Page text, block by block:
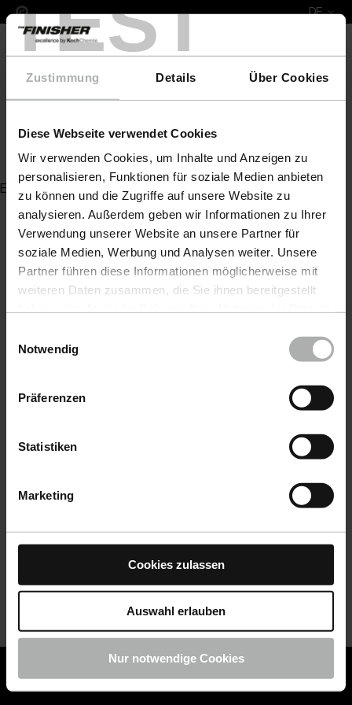
TEST
Zustimmung Details Über Cookies
Diese Webseite verwendet Cookies
Wir verwenden Cookies, um Inhalte und Anzeigen zu
personalisieren, Funktionen für soziale Medien anbieten
zu können und die Zugriffe auf unsere Website zu
analysieren. Außerdem geben wir Informationen zu Ihrer
Verwendung unserer Website an unsere Partner für
soziale Medien, Werbung und Analysen weiter. Unsere
Partner führen diese Informationen möglicherweise mit
weiteren Daten zusammen, die Sie ihnen bereitgestellt
Einstellungen zu den Cookies finden Sie unter
Notwendig
Präferenzen
Statistiken
Marketing
Cookies zulassen
Auswahl erlauben
Nur notwendige Cookies
DE
COLOURLOCK ist jetzt Teil von KochChemie -
COLOURLOCK Produkte shoppen
Promax Dosierer, 16 l/min,
Es wurde kein Artikel zu Ihrer Anfrage gefunden